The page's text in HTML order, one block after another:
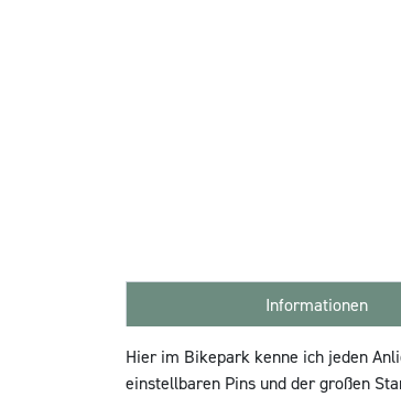
Informationen
Hier im Bikepark kenne ich jeden
einstellbaren Pins und der großen